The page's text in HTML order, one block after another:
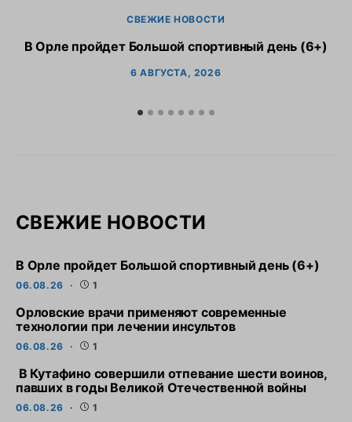
СВЕЖИЕ НОВОСТИ
В Орле пройдет Большой спортивный день (6+)
6 АВГУСТА, 2026
СВЕЖИЕ НОВОСТИ
В Орле пройдет Большой спортивный день (6+)
06.08.26 1
Орловские врачи применяют современные
технологии при лечении инсультов
06.08.26 1
В Кутафино совершили отпевание шести воинов,
павших в годы Великой Отечественной войны
06.08.26 1